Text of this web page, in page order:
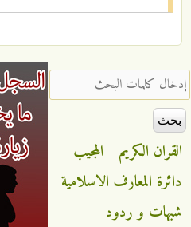
‏إدخال كلمات البحث ‏
القران الكريم
المجيب
دائرة المعارف الاسلامية
شبهات و ردود